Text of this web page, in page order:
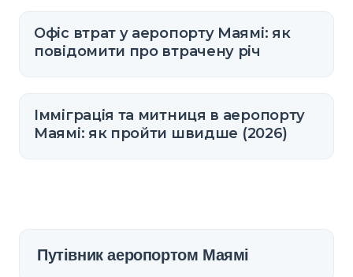
Офіс втрат у аеропорту Маямі: як
повідомити про втрачену річ
Імміграція та митниця в аеропорту
Маямі: як пройти швидше (2026)
Путівник аеропортом Маямі